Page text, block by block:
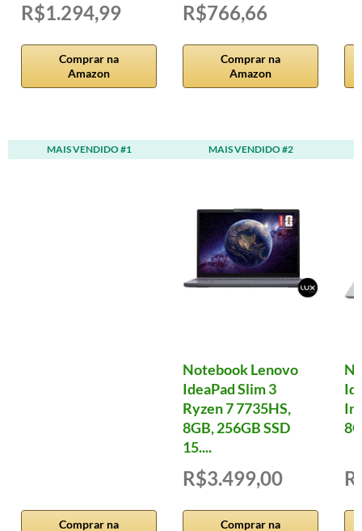
R$1.294,99
Comprar na
Amazon
R$766,66
Comprar na
Amazon
MAIS VENDIDO #1
Comprar na
MAIS VENDIDO #2
Notebook Lenovo
IdeaPad Slim 3
Ryzen 7 7735HS,
8GB, 256GB SSD
15....
R$3.499,00
Comprar na